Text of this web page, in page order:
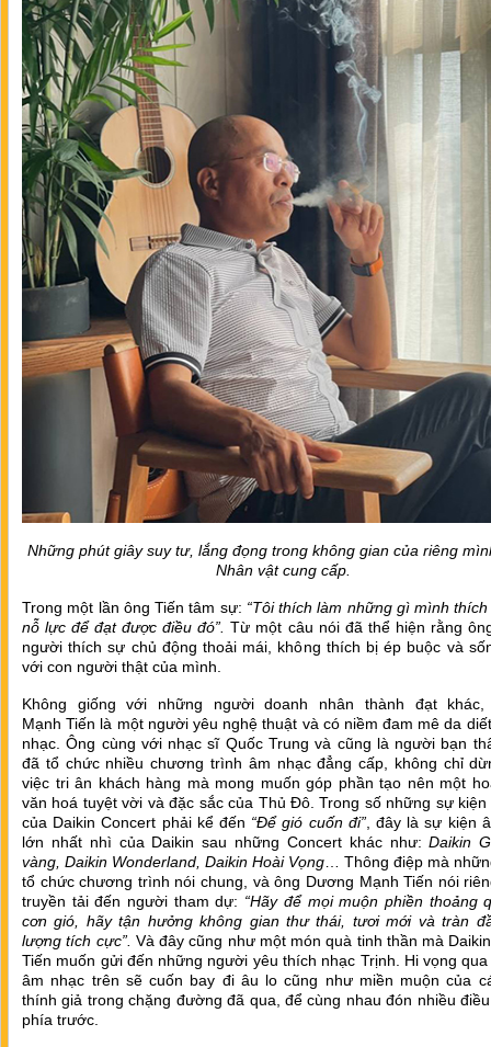
Những phút giây suy tư, lắng đọng trong không gian của riêng
Nhân vật cung cấp.
Trong một lần ông Tiến tâm sự: “Tôi thích làm những gì mình
nỗ lực để đạt được điều đó”. Từ một câu nói đã thể hiện rằng
người thích sự chủ động thoải mái, không thích bị ép buộc và
với con người thật của mình.
Không giống với những người doanh nhân thành đạt khác,
Mạnh Tiến là một người yêu nghệ thuật và có niềm đam mê da
nhạc. Ông cùng với nhạc sĩ Quốc Trung và cũng là người bạn
đã tổ chức nhiều chương trình âm nhạc đẳng cấp, không chỉ
việc tri ân khách hàng mà mong muốn góp phần tạo nên một
văn hoá tuyệt vời và đặc sắc của Thủ Đô. Trong số những sự
của Daikin Concert phải kể đến “Để gió cuốn đi”, đây là sự kiện
lớn nhất nhì của Daikin sau những Concert khác như: Daikin
vàng, Daikin Wonderland, Daikin Hoài Vọng … Thông điệp mà
tổ chức chương trình nói chung, và ông Dương Mạnh Tiến nói
truyền tải đến người tham dự: “Hãy để mọi muộn phiền thoảng
cơn gió, hãy tận hưởng không gian thư thái, tươi mới và tràn
lượng tích cực”. Và đây cũng như một món quà tinh thần mà
Tiến muốn gửi đến những người yêu thích nhạc Trịnh. Hi vọng
âm nhạc trên sẽ cuốn bay đi âu lo cũng như miền muộn của
thính giả trong chặng đường đã qua, để cùng nhau đón nhiều
phía trước.